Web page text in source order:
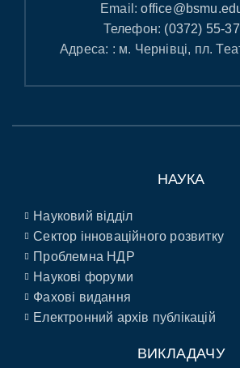
Email:
Телефон: (0372) 55-
Адреса: : м. Чернівці, пл.
НАУКА
Науковий відділ
Сектор інноваційного розвитку
Проблемна НДР
Наукові форуми
Фахові видання
Електронний архів публікацій
ВИКЛАДАЧУ